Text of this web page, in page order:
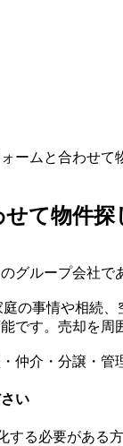
ォームと合わせて
て物件
グループ会社で
庭の事情や相続、
です。売却を周
仲介・分譲・管
い
する必要がある方